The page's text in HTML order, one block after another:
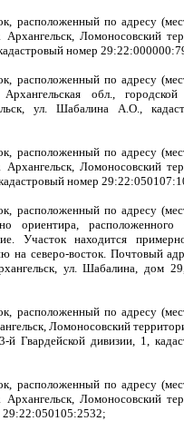
расположенный по адресу
Архангельск, Ломоносовский
номер
расположенный по адресу
обл.,
ул. Шабалина А.О.,
расположенный по адресу
Архангельск, Ломоносовский
номер
расположенный по адресу
ориентира, расположенного
Участок находится
на северо-восток. Почтовый
ул. Шабалина, дом
расположенный по адресу
Ломоносовский
Гвардейской дивизии, 1,
расположенный по адресу
Архангельск, Ломоносовский
29:22:050105:2532;